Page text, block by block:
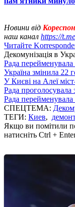
Новини від
наш канал https://
Читайте
Декомунізація в
Рада
Україна змінила 22
У Києві на Алеї
Рада
Рада
СПЕЦТЕМА:
ТЕГИ: Киев,
Якщо ви помітили
натисніть Ctrl +